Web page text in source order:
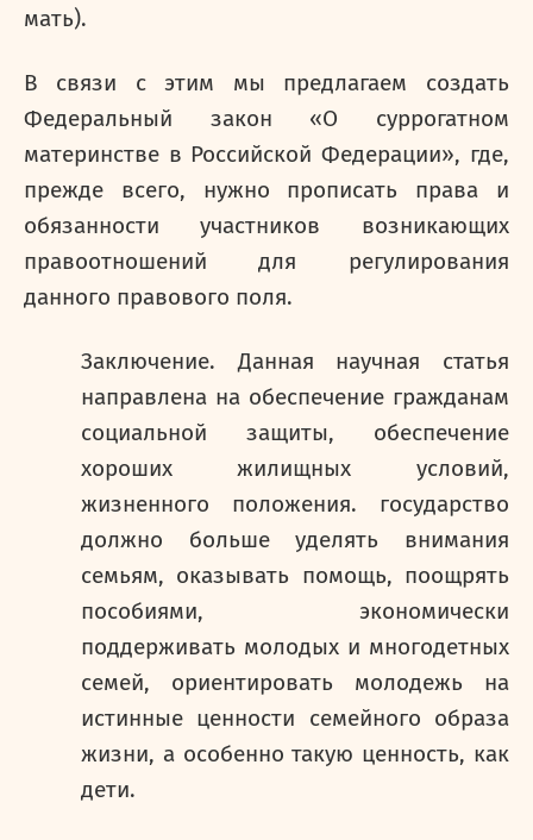
мать).
В связи с этим мы предлагаем создать
Федеральный закон «О суррогатном
материнстве в Российской Федерации», где,
прежде всего, нужно прописать права и
обязанности участников возникающих
правоотношений для регулирования
данного правового поля.
Заключение. Данная научная статья
направлена на обеспечение гражданам
социальной защиты, обеспечение
хороших жилищных условий,
жизненного положения. государство
должно больше уделять внимания
семьям, оказывать помощь, поощрять
пособиями, экономически
поддерживать молодых и многодетных
семей, ориентировать молодежь на
истинные ценности семейного образа
жизни, а особенно такую ценность, как
дети.